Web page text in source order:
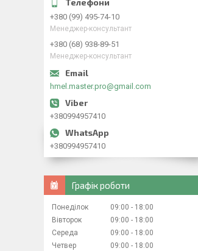
+380 (99) 495-74-10
Менеджер-консультант
+380 (68) 938-89-51
Менеджер-консультант
hmel.master.pro@gmail.com
+380994957410
+380994957410
Графік роботи
Понеділок 09:00
18:00
Вівторок
09:00
18:00
Середа
09:00
18:00
Четвер
09:00
18:00